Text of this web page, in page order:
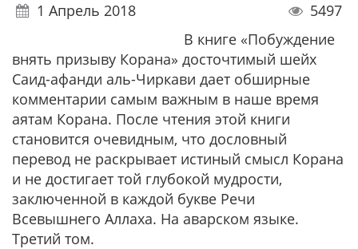
1 Апрель 2018
5497
В книге «Побуждение
внять призыву Корана» досточтимый шейх
Саид-афанди аль-Чиркави дает обширные
комментарии самым важным в наше время
аятам Корана. После чтения этой книги
становится очевидным, что дословный
перевод не раскрывает истиный смысл Корана
и не достигает той глубокой мудрости,
заключенной в каждой букве Речи
Всевышнего Аллаха. На аварском языке.
Третий том.